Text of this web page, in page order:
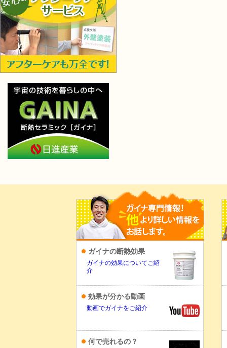
ガイナの断熱効果
ガイナの効果についてご紹
介
効果が分かる動画
動画でガイナをご紹介
何で売れるの？